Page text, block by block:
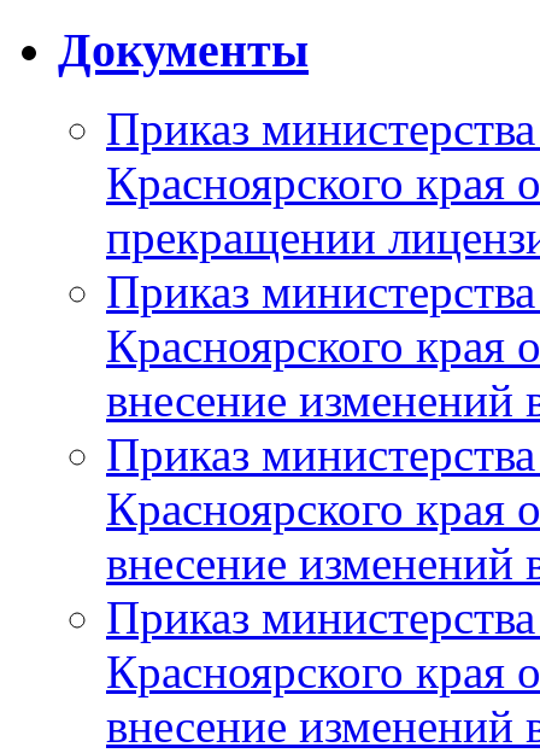
Документы
Приказ
Красноярского
прекращении
Приказ
Красноярского
внесение изменений
Приказ
Красноярского
внесение изменений
Приказ
Красноярского
внесение изменений